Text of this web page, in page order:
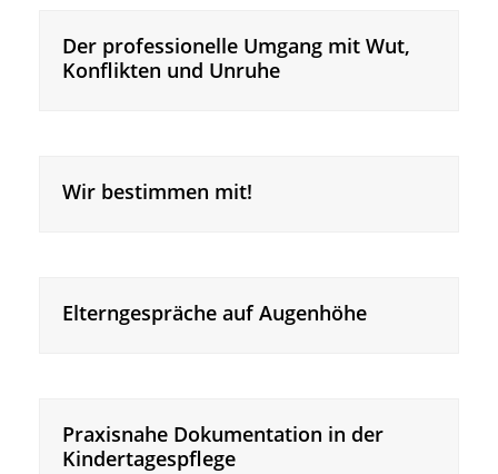
Der professionelle Umgang mit Wut,
Konflikten und Unruhe
Wir bestimmen mit!
Elterngespräche auf Augenhöhe
Praxisnahe Dokumentation in der
Kindertagespflege